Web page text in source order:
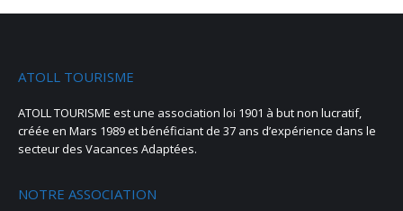
ATOLL TOURISME
ATOLL TOURISME est une association loi 1901 à but non lucratif,
créée en Mars 1989 et bénéficiant de 37 ans d’expérience dans le
secteur des Vacances Adaptées.
NOTRE ASSOCIATION